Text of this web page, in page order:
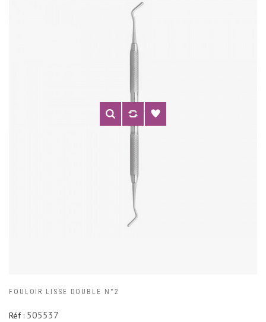
FOULOIR LISSE DOUBLE N°2
Réf : 505537